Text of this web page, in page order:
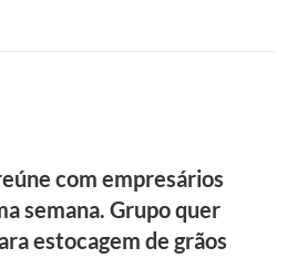
com empresários
semana. Grupo quer
estocagem de grãos